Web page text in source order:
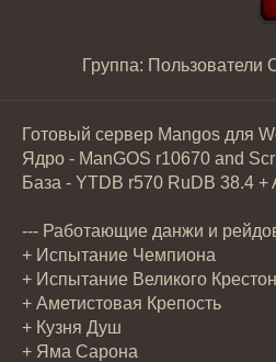
Группа: Пользователи
Готовый сервер Mangos для
Ядро - ManGOS r10670 and
База - YTDB r570 RuDB 38.4 +
--- Работающие данжи и
+ Испытание Чемпиона
+ Испытание Великого
+ Аметистовая Крепость
+ Кузня Душ
+ Яма Сарона